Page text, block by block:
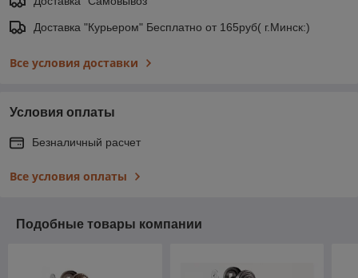
Доставка "Курьером" Бесплатно от 165руб( г.Минск:)
Все условия доставки
Условия оплаты
Безналичный расчет
Все условия оплаты
Подобные товары компании